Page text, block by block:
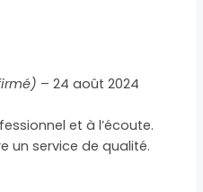
– 24 août 2024
et à l’écoute.
un service de qualité.